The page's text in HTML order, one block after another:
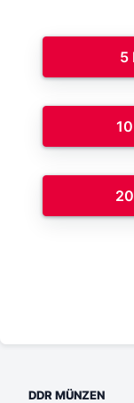
5
DDR MÜNZEN